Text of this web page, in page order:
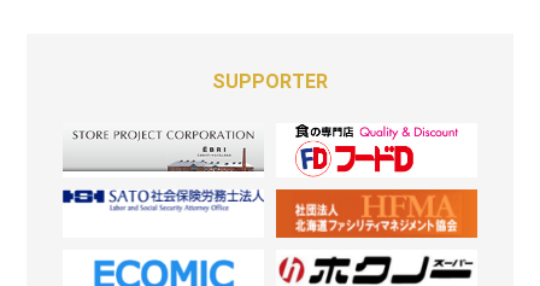
SUPPORTER